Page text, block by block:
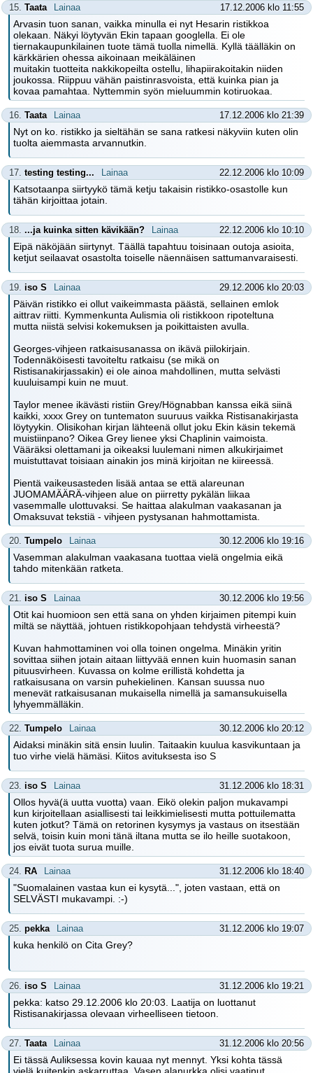
15. Taata Lainaa 17.12.2006 klo 11:55
Arvasin tuon sanan, vaikka minulla ei nyt Hesarin ristikkoa
olekaan. Näkyi löytyvän Ekin tapaan googlella. Ei ole
tiernakaupunkilainen tuote tämä tuolla nimellä. Kyllä täälläkin on
kärkkärien ohessa aikoinaan meikäläinen
muitakin tuotteita nakkikopeilta ostellu, lihapiirakoitakin niiden
joukossa. Riippuu vähän paistinrasvoista, että kuinka pian ja
kovaa pamahtaa. Nyttemmin syön mieluummin kotiruokaa.
16. Taata Lainaa 17.12.2006 klo 21:39
Nyt on ko. ristikko ja sieltähän se sana ratkesi näkyviin kuten olin
tuolta aiemmasta arvannutkin.
17. testing testing... Lainaa 22.12.2006 klo 10:09
Katsotaanpa siirtyykö tämä ketju takaisin ristikko-osastolle kun
tähän kirjoittaa jotain.
18. ...ja kuinka sitten kävikään? Lainaa 22.12.2006 klo 10:10
Eipä näköjään siirtynyt. Täällä tapahtuu toisinaan outoja asioita,
ketjut seilaavat osastolta toiselle näennäisen sattumanvaraisesti.
19. iso S Lainaa 29.12.2006 klo 20:03
Päivän ristikko ei ollut vaikeimmasta päästä, sellainen emlok
aittrav riitti. Kymmenkunta Aulismia oli ristikkoon ripoteltuna
mutta niistä selvisi kokemuksen ja poikittaisten avulla.
Georges-vihjeen ratkaisusanassa on ikävä piilokirjain.
Todennäköisesti tavoiteltu ratkaisu (se mikä on
Ristisanakirjassakin) ei ole ainoa mahdollinen, mutta selvästi
kuuluisampi kuin ne muut.
Taylor menee ikävästi ristiin Grey/Högnabban kanssa eikä siinä
kaikki, xxxx Grey on tuntematon suuruus vaikka Ristisanakirjasta
löytyykin. Olisikohan kirjan lähteenä ollut joku Ekin käsin tekemä
muistiinpano? Oikea Grey lienee yksi Chaplinin vaimoista.
Vääräksi olettamani ja oikeaksi luulemani nimen alkukirjaimet
muistuttavat toisiaan ainakin jos minä kirjoitan ne kiireessä.
Pientä vaikeusasteden lisää antaa se että alareunan
JUOMAMÄÄRÄ-vihjeen alue on piirretty pykälän liikaa
vasemmalle ulottuvaksi. Se haittaa alakulman vaakasanan ja
Omaksuvat tekstiä - vihjeen pystysanan hahmottamista.
20. Tumpelo Lainaa 30.12.2006 klo 19:16
Vasemman alakulman vaakasana tuottaa vielä ongelmia eikä
tahdo mitenkään ratketa.
21. iso S Lainaa 30.12.2006 klo 19:56
Otit kai huomioon sen että sana on yhden kirjaimen pitempi kuin
miltä se näyttää, johtuen ristikkopohjaan tehdystä virheestä?
Kuvan hahmottaminen voi olla toinen ongelma. Minäkin yritin
sovittaa siihen jotain aitaan liittyvää ennen kuin huomasin sanan
pituusvirheen. Kuvassa on kolme erillistä kohdetta ja
ratkaisusana on varsin puhekielinen. Kansan suussa nuo
menevät ratkaisusanan mukaisella nimellä ja samansukuisella
lyhyemmälläkin.
22. Tumpelo Lainaa 30.12.2006 klo 20:12
Aidaksi minäkin sitä ensin luulin. Taitaakin kuulua kasvikuntaan ja
tuo virhe vielä hämäsi. Kiitos avituksesta iso S
23. iso S Lainaa 31.12.2006 klo 18:31
Ollos hyvä(ä uutta vuotta) vaan. Eikö olekin paljon mukavampi
kun kirjoitellaan asiallisesti tai leikkimielisesti mutta pottuilematta
kuten jotkut? Tämä on retorinen kysymys ja vastaus on itsestään
selvä, toisin kuin moni tänä iltana mutta se ilo heille suotakoon,
jos eivät tuota surua muille.
24. RA Lainaa 31.12.2006 klo 18:40
"Suomalainen vastaa kun ei kysytä...", joten vastaan, että on
SELVÄSTI mukavampi. :-)
25. pekka Lainaa 31.12.2006 klo 19:07
kuka henkilö on Cita Grey?
26. iso S Lainaa 31.12.2006 klo 19:21
pekka: katso 29.12.2006 klo 20:03. Laatija on luottanut
Ristisanakirjassa olevaan virheelliseen tietoon.
27. Taata Lainaa 31.12.2006 klo 20:56
Ei tässä Auliksessa kovin kauaa nyt mennyt. Yksi kohta tässä